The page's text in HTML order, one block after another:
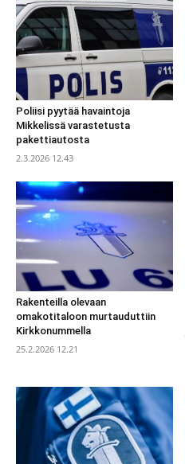
Poliisi pyytää havaintoja
Mikkelissä varastetusta
pakettiautosta
2.3.2026 12.43
Rakenteilla olevaan
omakotitaloon murtauduttiin
Kirkkonummella
25.2.2026 12.21